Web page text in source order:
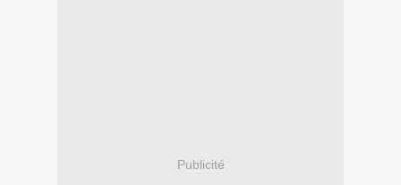
Publicité